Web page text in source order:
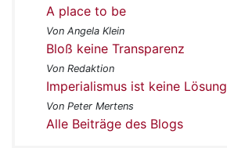
A place to be
Von Angela Klein
Bloß keine Transparenz
Von Redaktion
Imperialismus ist keine Lösung
Von Peter Mertens
Alle Beiträge des Blogs